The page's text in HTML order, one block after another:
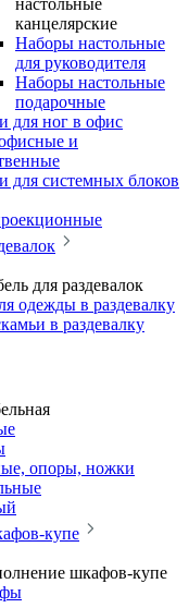
настольные
канцелярские
Наборы настольные
для руководителя
Наборы настольные
подарочные
для ног в офис
и
для системных блоков
для раздевалок
одежды в раздевалку
в раздевалку
опоры, ножки
купе
шкафов-купе